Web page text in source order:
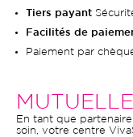
Tiers payant
Facilités de
Paiement par
En tant que
soin, votre centre